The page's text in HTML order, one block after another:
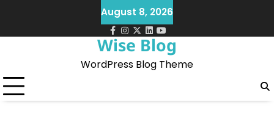
content
August 8, 2026
facebook
instagram
twitter
Linkedin
Youtube
Wise Blog
WordPress Blog Theme